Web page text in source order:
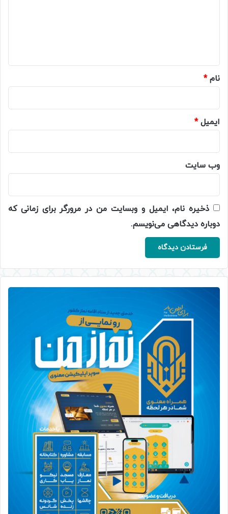
نام*
ایمیل*
وب‌ سایت
ذخیره نام، ایمیل و وبسایت من در مرورگر برای زمانی که
دوباره دیدگاهی می‌نویسم.